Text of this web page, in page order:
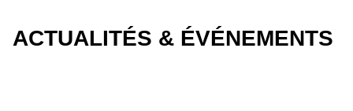
ACTUALITÉS & ÉVÉNEMENTS